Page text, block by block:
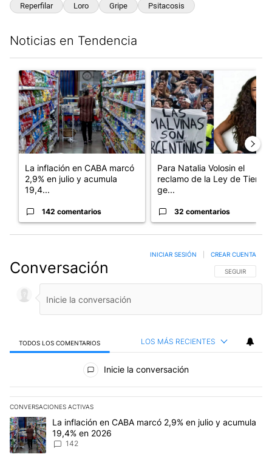
Reperfilar Loro Gripe Psitacosis
Noticias en Tendencia
Un artículo de tendencia con el título "La inflación en CABA
La inflación en CABA marcó
2,9% en julio y acumula
19,4...
142 comentarios
Un artículo de tendencia con
Para Natalia Volosin el
reclamo de la Ley de Tierras
ge...
32 comentarios
Conversación SIGA ESTA
SEGUIR
INICIAR SESIÓN CREAR CUENTA
TODOS LOS COMENTARIOS LOS MÁS RECIENTES
Todos los comentarios
Inicie la conversación
CONVERSACIONES ACTIVAS
Este listado muestra los artículos con más comentarios en los
Un artículo de tendencia con el título "La inflación en CABA
La inflación en CABA marcó 2,9% en julio y acumula
19,4% en 2026
142